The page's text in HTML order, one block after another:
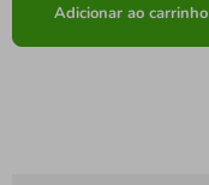
Adicionar ao carrinho